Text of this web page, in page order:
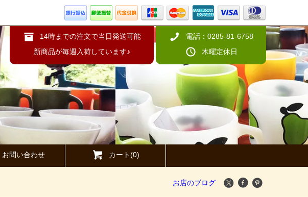
14時までの注文で当日発送可能
新商品が毎週入荷しています♪
電話：0285-81-6758
木曜定休日
お問い合わせ カート(0)
お店のブログ